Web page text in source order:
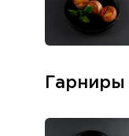
Гарниры